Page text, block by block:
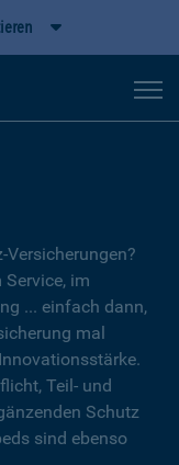
Versicherungen?
im
... einfach dann,
mal
Teil- und
Schutz
sind ebenso